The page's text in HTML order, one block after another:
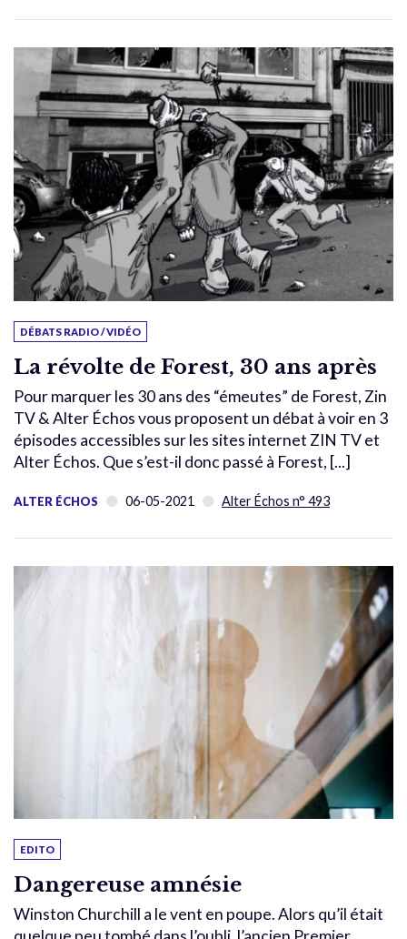
DÉBATS RADIO / VIDÉO
La révolte de Forest, 30 ans après
Pour marquer les 30 ans des “émeutes” de Forest, Zin
TV & Alter Échos vous proposent un débat à voir en 3
épisodes accessibles sur les sites internet ZIN TV et
Alter Échos. Que s’est-il donc passé à Forest, [...]
ALTER ÉCHOS 06-05-2021 Alter Échos n° 493
EDITO
Dangereuse amnésie
Winston Churchill a le vent en poupe. Alors qu’il était